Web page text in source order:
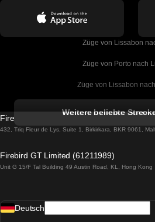
Züge von Lissabon
Züge von Porto nach
Züge von Lissabon
Züge von Lissabon
Züge von Lissabon
Weitere beliebte
Firebird GT Limited (OC 1451)
432, Triq Fleur de Lys, Suite 1, Birkirkara, BKR 9061,
Firebird GT Limited (61211989)
Unit G 15/F Tal Building 49 Austin Road, KL, Hong Kong
Deutsch